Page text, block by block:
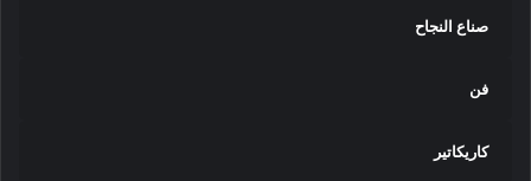
صناع النجاح
فن
كاريكاتير